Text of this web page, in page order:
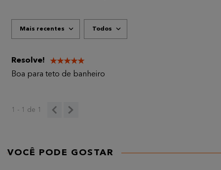
Seu nome
Endereço de email
Mais recentes Todos
★★★★★
Resolve!
Boa para teto de banheiro
1 - 1 de 1
VOCÊ PODE GOSTAR